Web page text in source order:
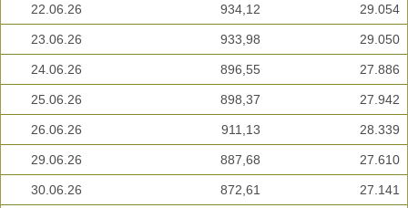
22.06.26 934,12 29.054
23.06.26 933,98 29.050
24.06.26 896,55 27.886
25.06.26 898,37 27.942
26.06.26 911,13 28.339
29.06.26 887,68 27.610
30.06.26 872,61 27.141